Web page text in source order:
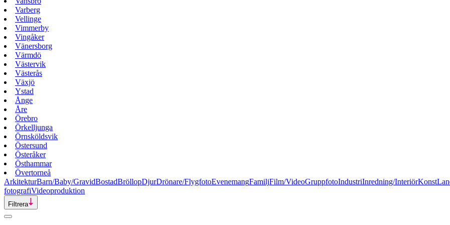
Varberg
Vellinge
Vimmerby
Vingåker
Vänersborg
Värmdö
Västervik
Västerås
Växjö
Ystad
Ånge
Åre
Örebro
Örkelljunga
Örnsköldsvik
Östersund
Österåker
Östhammar
Övertorneå
ArkitekturBarn/Baby/GravidBostadBröllopDjurDrönare/FlygfotoEvenemangFamiljFilm/VideoGruppfotoIndustriInredning/InteriörKonst
fotografiVideoproduktion
Filtrera